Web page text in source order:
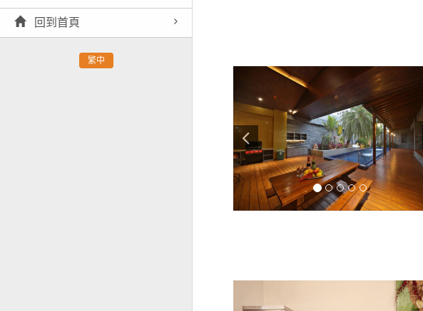
回到首頁
繁中